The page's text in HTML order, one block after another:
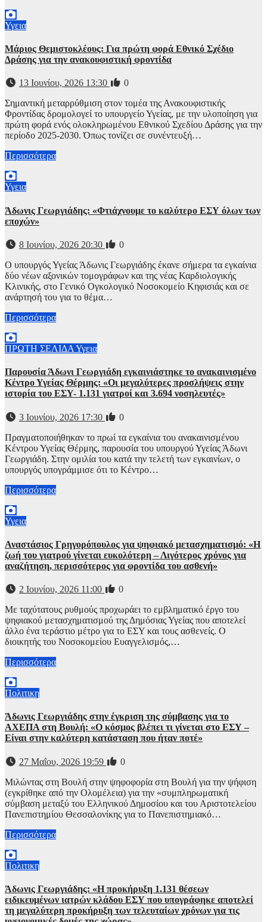
Υγεια
Μάριος Θεμιστοκλέους: Για πρώτη φορά Εθνικό Σχέδιο
Δράσης για την ανακουφιστική φροντίδα
13 Ιουνίου, 2026 13:30
0
Σημαντική μεταρρύθμιση στον τομέα της Ανακουφιστικής
Φροντίδας δρομολογεί το υπουργείο Υγείας, με την υλοποίηση για
πρώτη φορά ενός ολοκληρωμένου Εθνικού Σχεδίου Δράσης για την
περίοδο 2025-2030. Όπως τονίζει σε συνέντευξή…
Περισσότερα
Υγεια
Άδωνις Γεωργιάδης: «Φτιάχνουμε το καλύτερο ΕΣΥ όλων των
εποχών»
8 Ιουνίου, 2026 20:30
0
Ο υπουργός Υγείας Άδωνις Γεωργιάδης έκανε σήμερα τα εγκαίνια
δύο νέων αξονικών τομογράφων και της νέας Καρδιολογικής
Κλινικής, στο Γενικό Ογκολογικό Νοσοκομείο Κηφισιάς και σε
ανάρτησή του για το θέμα…
Περισσότερα
ΠΡΩΤΗ ΣΕΛΙΔΑ Υγεια
Παρουσία Άδωνι Γεωργιάδη εγκαινιάστηκε το ανακαινισμένο
Κέντρο Υγείας Θέρμης: «Οι μεγαλύτερες προσλήψεις στην
ιστορία του ΕΣΥ- 1.131 γιατροί και 3.694 νοσηλευτές»
3 Ιουνίου, 2026 17:30
0
Πραγματοποιήθηκαν το πρωί τα εγκαίνια του ανακαινισμένου
Κέντρου Υγείας Θέρμης, παρουσία του υπουργού Υγείας Άδωνι
Γεωργιάδη. Στην ομιλία του κατά την τελετή των εγκαινίων, ο
υπουργός υπογράμμισε ότι το Κέντρο…
Περισσότερα
Υγεια
Αναστάσιος Γρηγορόπουλος για ψηφιακό μετασχηματισμό: «Η
ζωή του γιατρού γίνεται ευκολότερη – Λιγότερος χρόνος για
αναζήτηση, περισσότερος για φροντίδα του ασθενή»
2 Ιουνίου, 2026 11:00
0
Με ταχύτατους ρυθμούς προχωράει το εμβληματικό έργο του
ψηφιακού μετασχηματισμού της Δημόσιας Υγείας που αποτελεί
άλλο ένα τεράστιο μέτρο για το ΕΣΥ και τους ασθενείς. Ο
διοικητής του Νοσοκομείου Ευαγγελισμός,…
Περισσότερα
Πολιτικη
Άδωνις Γεωργιάδης στην έγκριση της σύμβασης για το
ΑΧΕΠΑ στη Βουλή: «Ο κόσμος βλέπει τι γίνεται στο ΕΣΥ –
Είναι στην καλύτερη κατάσταση που ήταν ποτέ»
27 Μαΐου, 2026 19:59
0
Μιλώντας στη Βουλή στην ψηφοφορία στη Βουλή για την ψήφιση
(εγκρίθηκε από την Ολομέλεια) για την «συμπληρωματική
σύμβαση μεταξύ του Ελληνικού Δημοσίου και του Αριστοτελείου
Πανεπιστημίου Θεσσαλονίκης για το Πανεπιστημιακό…
Περισσότερα
Πολιτικη
Άδωνις Γεωργιάδης: «Η προκήρυξη 1.131 θέσεων
ειδικευμένων ιατρών κλάδου ΕΣΥ που υπογράφηκε αποτελεί
τη μεγαλύτερη προκήρυξη των τελευταίων χρόνων για τις